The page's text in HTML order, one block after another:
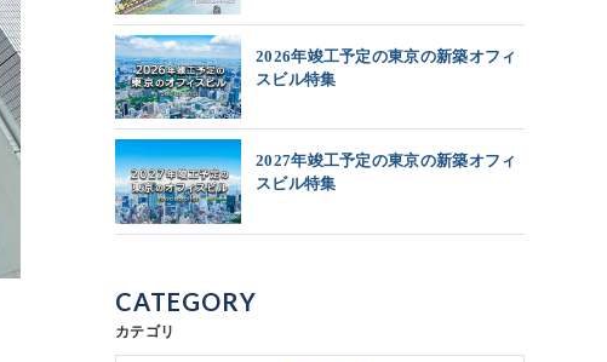
2026年竣工予定の東京の新築オフィ
スビル特集
2027年竣工予定の東京の新築オフィ
スビル特集
CATEGORY
カテゴリ